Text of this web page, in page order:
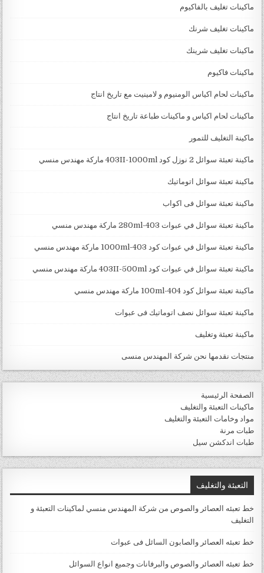
ماكينات تغليف بالفاكيوم
ماكينات تغليف شرنك
ماكينات تغليف شرينك
ماكينات فاكيوم
ماكينات لحام اكياس الومنيوم و لامينيت مع تاريخ انتاج
ماكينات لحام اكياس و ماكينات طباعة تاريخ انتاج
ماكينة التغليف للتمور
ماكينة تعبئة سوائل 2 نوزل كود 403II-1000ml ماركة مهندس منسي
ماكينة تعبئة سوائل اتوماتيك
ماكينة تعبئة سوائل فى اكواب
ماكينة تعبئة سوائل في عبوات 403-280ml ماركة مهندس منسي
ماكينة تعبئة سوائل في عبوات كود 403-1000ml ماركة مهندس منسي
ماكينة تعبئة سوائل في عبوات كود 403II-500ml ماركة مهندس منسي
ماكينة تعبئة سوائل كود 404-100ml ماركة مهندس منسي
ماكينة تعبئة سوائل نصف اتوماتيك فى عبوات
ماكينة تعبئة وتغليف
منتجات نقدمها نحن شركة المهندس منسى
الصفحة الرئيسية
ماكينات التعبئة والتغليف
مواد وخامات التعبئة والتغليف
طبات مرنة
طبات اندكشن سيل
التعبئة والتغليف
خط تعبئه العصائر والصوص من شركة المهندس منسي لماكينات التعبئة و
التغليف
خط تعبئه العصائر والصابون السائل فى عبوات
خط تعبئه العصائر والصوص والبرفانات وجميع انواع السوائل